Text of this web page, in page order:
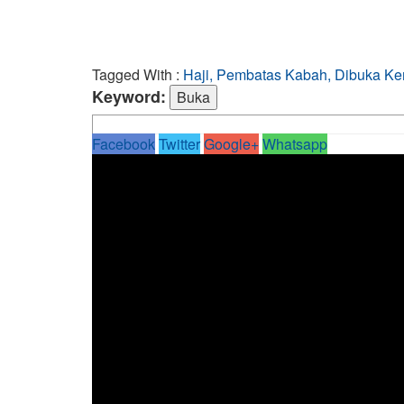
Tagged With : Haji, Pembatas Kabah, Dibuka
Keyword:
FacebookTwitterGoogle+Whatsapp